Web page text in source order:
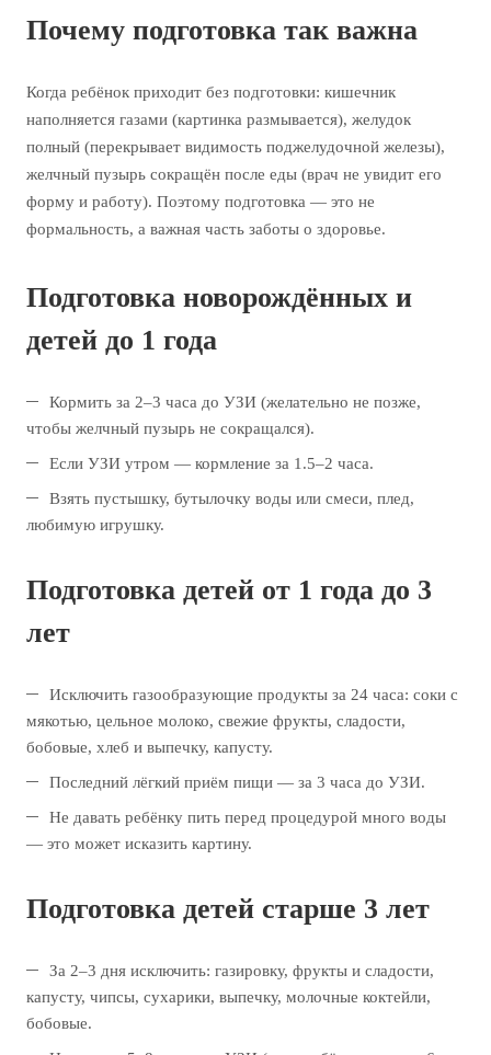
Почему подготовка так важна
Когда ребёнок приходит без подготовки: кишечник
наполняется газами (картинка размывается), желудок
полный (перекрывает видимость поджелудочной железы),
желчный пузырь сокращён после еды (врач не увидит его
форму и работу). Поэтому подготовка — это не
формальность, а важная часть заботы о здоровье.
Подготовка новорождённых и
детей до 1 года
Кормить за 2–3 часа до УЗИ (желательно не позже,
чтобы желчный пузырь не сокращался).
Если УЗИ утром — кормление за 1.5–2 часа.
Взять пустышку, бутылочку воды или смеси, плед,
любимую игрушку.
Подготовка детей от 1 года до 3
лет
Исключить газообразующие продукты за 24 часа: соки с
мякотью, цельное молоко, свежие фрукты, сладости,
бобовые, хлеб и выпечку, капусту.
Последний лёгкий приём пищи — за 3 часа до УЗИ.
Не давать ребёнку пить перед процедурой много воды
— это может исказить картину.
Подготовка детей старше 3 лет
За 2–3 дня исключить: газировку, фрукты и сладости,
капусту, чипсы, сухарики, выпечку, молочные коктейли,
бобовые.